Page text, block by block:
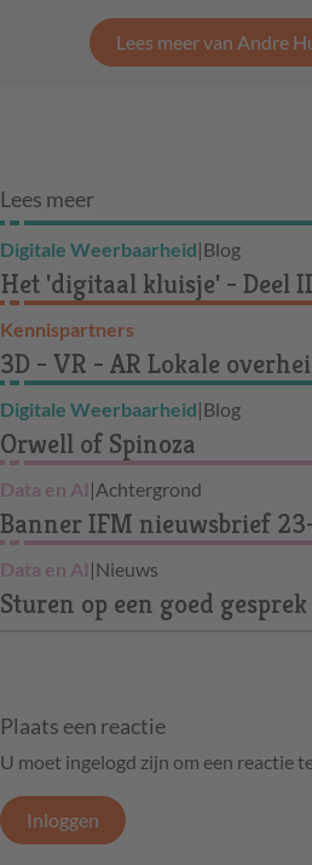
Lees meer van Andre
Lees meer
Digitale Weerbaarheid|Blog
Het 'digitaal kluisje' - Deel II
Kennispartners
3D - VR - AR Lokale
Digitale Weerbaarheid|Blog
Orwell of Spinoza
Data en AI |Achtergrond
Banner IFM nieuwsbrief
Data en AI |Nieuws
Sturen op een goed gesprek
Plaats een reactie
U moet ingelogd zijn om een reactie
Inloggen